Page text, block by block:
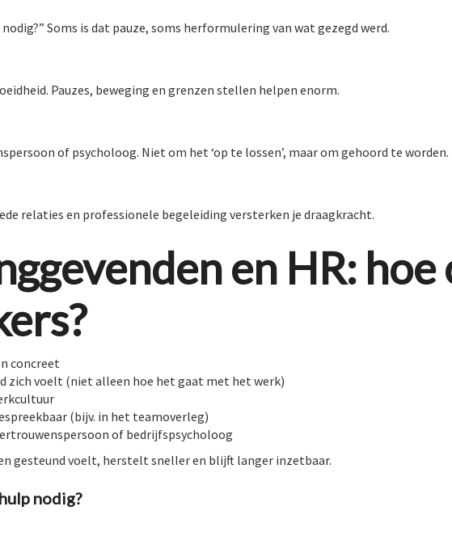
Soms is dat pauze, soms herformulering van wat gezegd werd.
Pauzes, beweging en grenzen stellen helpen enorm.
of psycholoog. Niet om het ‘op te lossen’, maar om gehoord te worden.
relaties en professionele begeleiding versterken je draagkracht.
en HR:
concreet
zich voelt (niet alleen hoe het gaat met het werk)
(bijv. in het teamoverleg)
of bedrijfspsycholoog
gesteund voelt, herstelt sneller en blijft langer inzetbaar.
nodig?